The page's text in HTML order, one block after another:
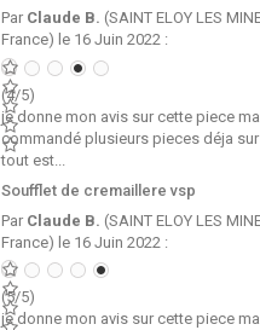
Par Claude B. (SAINT ELOY LES
France) le 16 Juin 2022 :
(4/5)
je donne mon avis sur cette piece
commandé plusieurs pieces déja sur
tout est...
Soufflet de cremaillere vsp
Par Claude B. (SAINT ELOY LES
France) le 16 Juin 2022 :
(5/5)
je donne mon avis sur cette piece